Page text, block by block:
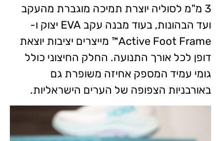
3 מ"מ לסוליה יוצרת תמיכה מוגברת מהעקב
ועד הבהונות, בעוד מבנה עקב EVA יצוק ו-
Active Foot Frame™ מייצרים יציבות יוצאת
דופן לכל אורך התנועה. החלק החיצוני כולל
גומי עמיד המספק אחיזה משופרת גם
באורבניות הצפופה של הערים הישראליות.